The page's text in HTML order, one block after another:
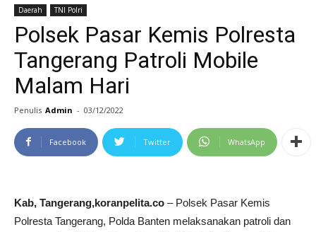
Daerah TNI Polri
Polsek Pasar Kemis Polresta
Tangerang Patroli Mobile
Malam Hari
Penulis Admin - 03/12/2022
Facebook Twitter WhatsApp
Kab, Tangerang,koranpelita.co – Polsek Pasar Kemis
Polresta Tangerang, Polda Banten melaksanakan patroli dan